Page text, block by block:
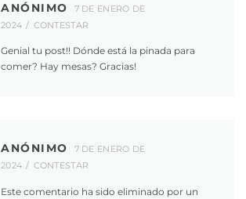
ANÓNIMO
7 DE ENERO DE
2024
CONTESTAR
Genial tu post!! Dónde está la pinada para
comer? Hay mesas? Gracias!
ANÓNIMO
7 DE ENERO DE
2024
CONTESTAR
Este comentario ha sido eliminado por un